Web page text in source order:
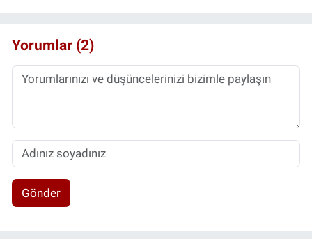
Yorumlar (2)
Gönder